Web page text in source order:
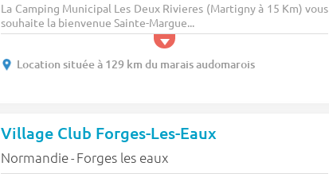
La Camping Municipal Les Deux Rivieres (Martigny à 15 Km) vous
souhaite la bienvenue Sainte-Margue...
Location située à 129 km du marais audomarois
Village Club Forges-Les-Eaux
Normandie- Forges les eaux